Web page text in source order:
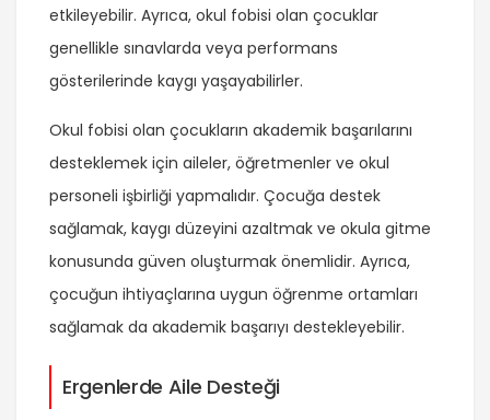
etkileyebilir. Ayrıca, okul fobisi olan çocuklar
genellikle sınavlarda veya performans
gösterilerinde kaygı yaşayabilirler.
Okul fobisi olan çocukların akademik başarılarını
desteklemek için aileler, öğretmenler ve okul
personeli işbirliği yapmalıdır. Çocuğa destek
sağlamak, kaygı düzeyini azaltmak ve okula gitme
konusunda güven oluşturmak önemlidir. Ayrıca,
çocuğun ihtiyaçlarına uygun öğrenme ortamları
sağlamak da akademik başarıyı destekleyebilir.
Ergenlerde Aile Desteği